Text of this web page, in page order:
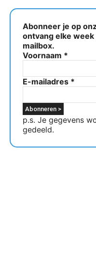
Abonneer je op
ontvang elke
mailbox.
Voornaam *
E-mailadres *
p.s. Je gegevens
gedeeld.